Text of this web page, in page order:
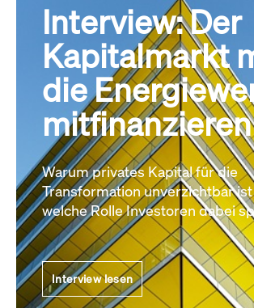
Interview: Der
Kapitalmarkt
die
mitfinanzieren
Warum privates Kapital für die
Transformation unverzichtbar
welche Rolle Investoren dabei
Interview lesen